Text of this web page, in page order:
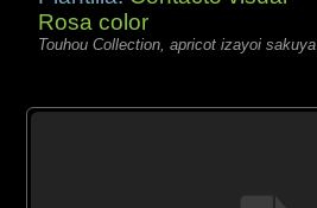
Rosa color
Touhou Collection, apricot izayoi sakuya